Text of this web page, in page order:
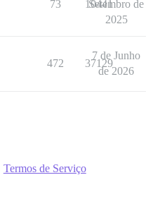
73 10441
Setembro de
2025
472 37129
7 de Junho
de 2026
Termos de Serviço